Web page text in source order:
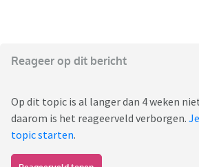
Reageer op dit bericht
Op dit topic is al langer dan 4 weken
daarom is het reageerveld verborgen.
topic starten.